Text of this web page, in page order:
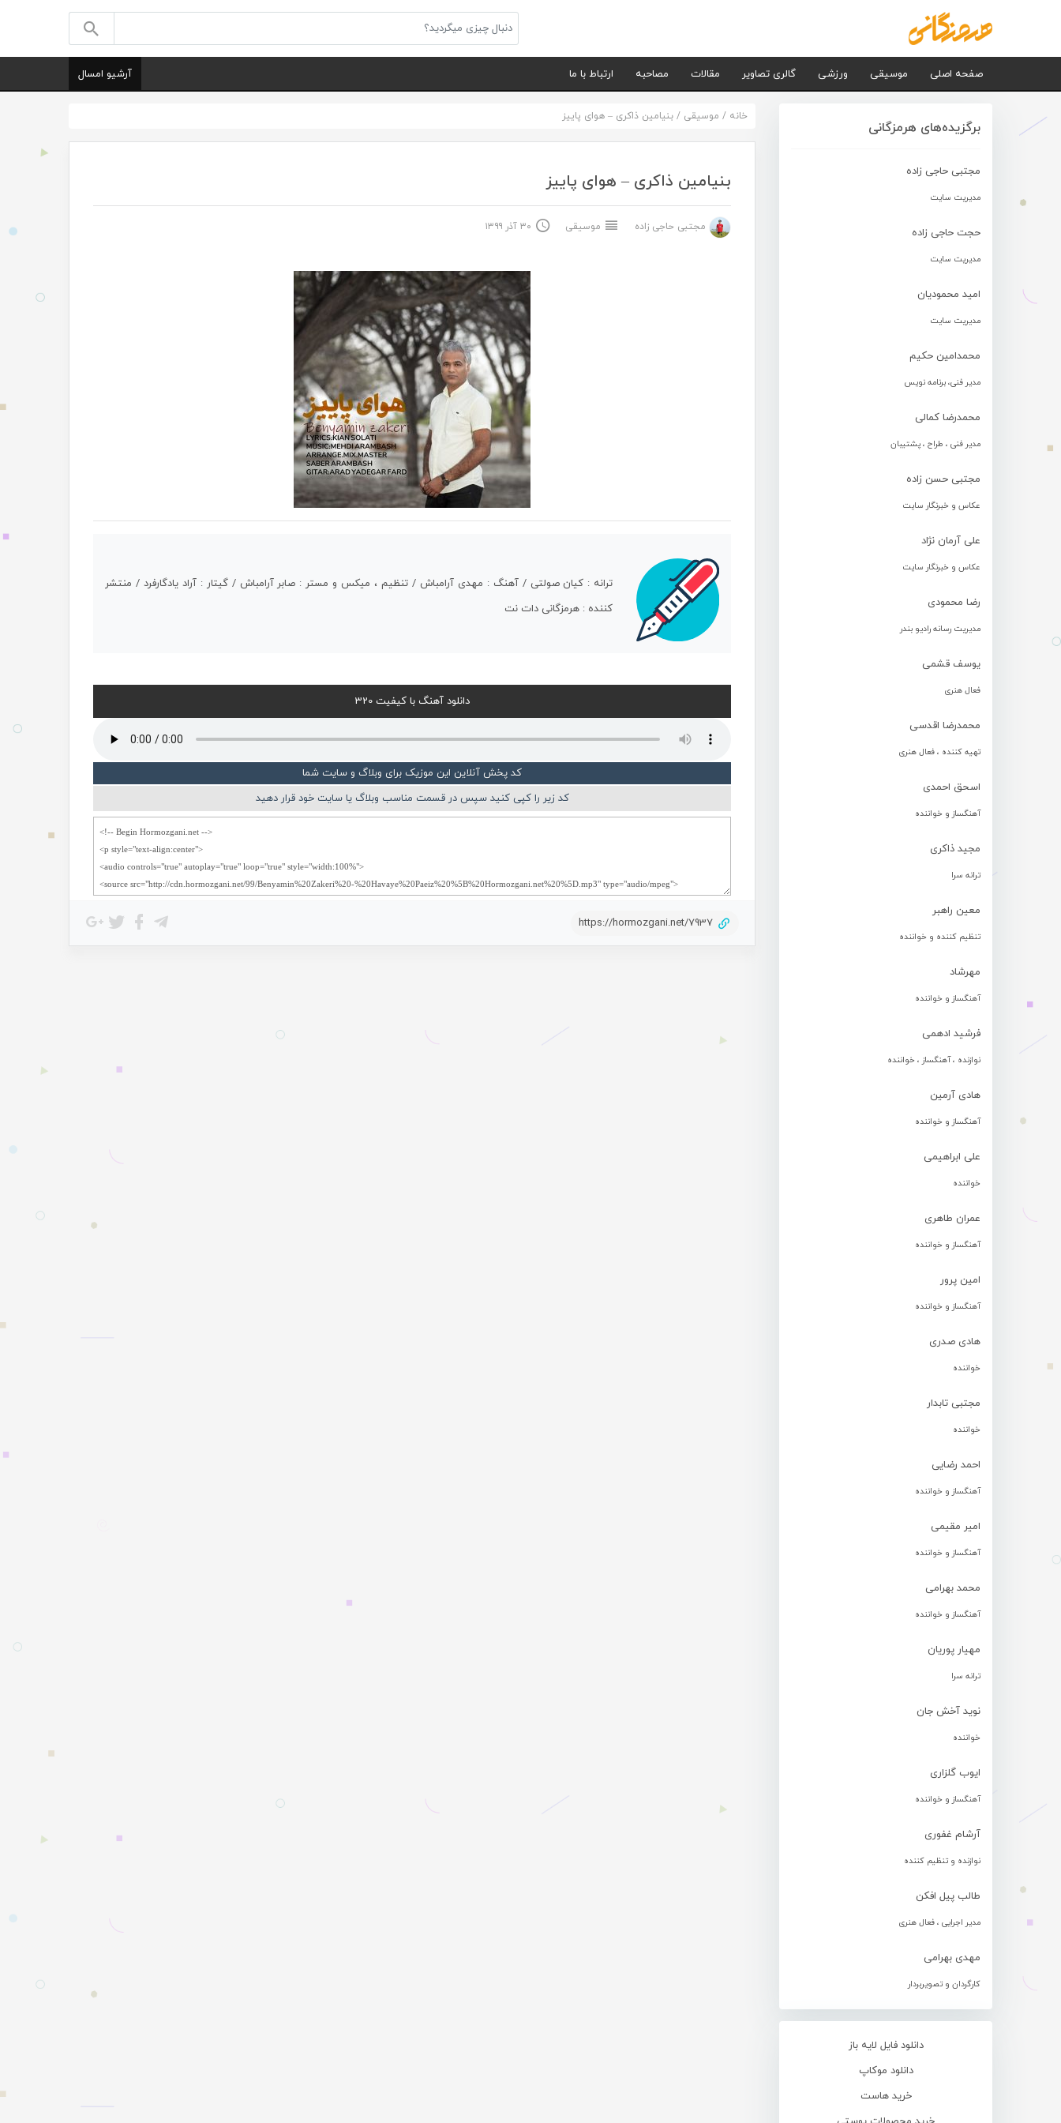
صفحه اصلی موسیقی ورزشی گالری تصاویر مقالات مصاحبه ارتباط با ما آرشیو امسال
برگزیده‌های هرمزگانی
مجتبی حاجی زاده
مدیریت سایت
حجت حاجی زاده
مدیریت سایت
امید محمودیان
مدیریت سایت
محمدامین حکیم
مدیر فنی، برنامه نویس
محمدرضا کمالی
مدیر فنی ، طراح ، پشتیبان
مجتبی حسن زاده
عکاس و خبرنگار سایت
علی آرمان نژاد
عکاس و خبرنگار سایت
رضا محمودی
مدیریت رسانه رادیو بندر
یوسف قشمی
فعال هنری
محمدرضا اقدسی
تهیه کننده ، فعال هنری
اسحق احمدی
آهنگساز و خواننده
مجید ذاکری
ترانه سرا
معین راهبر
تنظیم کننده و خواننده
مهرشاد
آهنگساز و خواننده
فرشید ادهمی
نوازنده ، آهنگساز ، خواننده
هادی آرمین
آهنگساز و خواننده
علی ابراهیمی
خواننده
عمران طاهری
آهنگساز و خواننده
امین پرور
آهنگساز و خواننده
هادی صدری
خواننده
مجتبی تابدار
خواننده
احمد رضایی
آهنگساز و خواننده
امیر مقیمی
آهنگساز و خواننده
محمد بهرامی
آهنگساز و خواننده
مهیار پوریان
ترانه سرا
نوید آخش جان
خواننده
ایوب گلزاری
آهنگساز و خواننده
آرشام غفوری
نوازنده و تنظیم کننده
طالب پیل افکن
مدیر اجرایی ، فعال هنری
مهدی بهرامی
کارگردان و تصویربردار
دانلود فایل لایه باز
دانلود موکاپ
خرید هاست
خانه / موسیقی / بنیامین ذاکری – هوای پاییز
بنیامین ذاکری – هوای پاییز
مجتبی حاجی زاده موسیقی ۳۰ آذر ۱۳۹۹
ترانه : کیان صولتی / آهنگ : مهدی آرامباش / تنظیم ، میکس و مستر : صابر آرامباش / گیتار : آراد یادگارفرد / منتشر
کننده : هرمزگانی دات نت
دانلود آهنگ با کیفیت 320
کد پخش آنلاین این موزیک برای وبلاگ و سایت شما
کد زیر را کپی کنید سپس در قسمت مناسب وبلاگ یا سایت خود قرار دهید
https://hormozgani.net/7937